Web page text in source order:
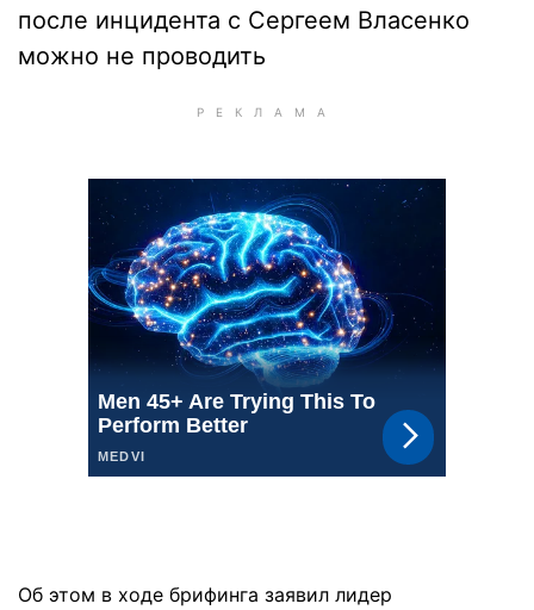
после инцидента с Сергеем Власенко
можно не проводить
Об этом в ходе брифинга заявил лидер